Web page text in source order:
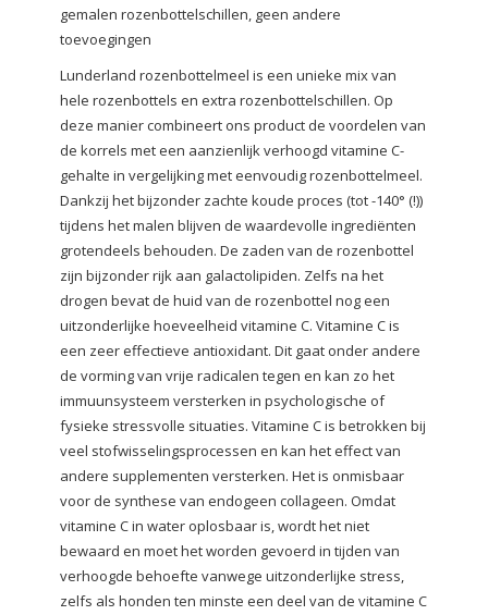
gemalen rozenbottelschillen, geen andere
toevoegingen
Lunderland rozenbottelmeel is een unieke mix van
hele rozenbottels en extra rozenbottelschillen. Op
deze manier combineert ons product de voordelen van
de korrels met een aanzienlijk verhoogd vitamine C-
gehalte in vergelijking met eenvoudig rozenbottelmeel.
Dankzij het bijzonder zachte koude proces (tot -140° (!))
tijdens het malen blijven de waardevolle ingrediënten
grotendeels behouden. De zaden van de rozenbottel
zijn bijzonder rijk aan galactolipiden. Zelfs na het
drogen bevat de huid van de rozenbottel nog een
uitzonderlijke hoeveelheid vitamine C. Vitamine C is
een zeer effectieve antioxidant. Dit gaat onder andere
de vorming van vrije radicalen tegen en kan zo het
immuunsysteem versterken in psychologische of
fysieke stressvolle situaties. Vitamine C is betrokken bij
veel stofwisselingsprocessen en kan het effect van
andere supplementen versterken. Het is onmisbaar
voor de synthese van endogeen collageen. Omdat
vitamine C in water oplosbaar is, wordt het niet
bewaard en moet het worden gevoerd in tijden van
verhoogde behoefte vanwege uitzonderlijke stress,
zelfs als honden ten minste een deel van de vitamine C